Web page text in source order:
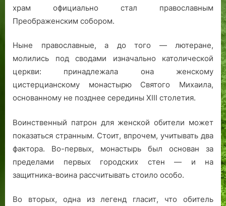
храм официально стал православным
Преображенским собором.
Ныне православные, а до того — лютеране,
молились под сводами изначально католической
церкви: принадлежала она женскому
цистерцианскому монастырю Святого Михаила,
основанному не позднее середины ХIII столетия.
Воинственный патрон для женской обители может
показаться странным. Стоит, впрочем, учитывать два
фактора. Во-первых, монастырь был основан за
пределами первых городских стен — и на
защитника-воина рассчитывать стоило особо.
Во вторых, одна из легенд гласит, что обитель